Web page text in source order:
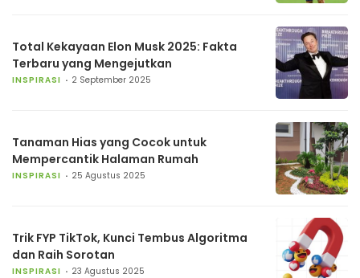
Total Kekayaan Elon Musk 2025: Fakta
Terbaru yang Mengejutkan
INSPIRASI 2 September 2025
Tanaman Hias yang Cocok untuk
Mempercantik Halaman Rumah
INSPIRASI 25 Agustus 2025
Trik FYP TikTok, Kunci Tembus Algoritma
dan Raih Sorotan
INSPIRASI 23 Agustus 2025